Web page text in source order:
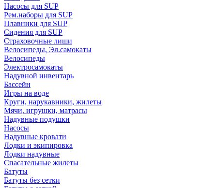
Насосы для SUP
Рем.наборы для SUP
Плавники для SUP
Сидения для SUP
Страховочные лиши
Велосипеды, Эл.самокаты
Велосипеды
Электросамокаты
Надувной инвентарь
Бассейн
Игры на воде
Круги, нарукавники, жилеты
Мячи, игрушки, матрасы
Надувные подушки
Насосы
Надувные кровати
Лодки и экипировка
Лодки надувные
Спасательные жилеты
Батуты
Батуты без сетки